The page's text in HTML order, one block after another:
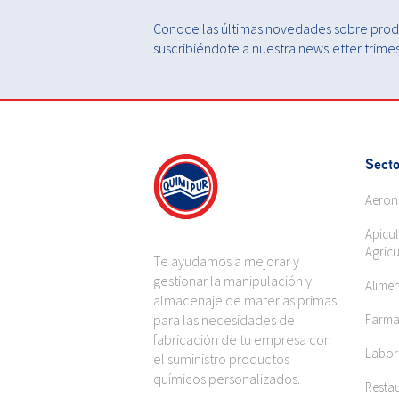
Conoce las últimas novedades sobre
suscribiéndote a nuestra newsletter
Te ayudamos a mejorar y
gestionar la manipulación y
almacenaje de materias primas
para las necesidades de
fabricación de tu empresa con
el suministro productos
químicos personalizados.